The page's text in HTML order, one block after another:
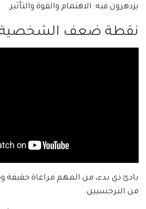
يزدهرون فيه: الاهتمام والقوة والتأثير.
نقطة ضعف الشخصية
بادئ ذي بدء، من المهم مراعاة حقيقة
من النرجسيين.